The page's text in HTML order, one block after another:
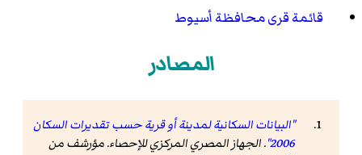
قائمة قرى محافظة أسيوط
المصادر
"البيانات السكانية لمدينة أو قرية حسب تقديرات السكان
2006" . الجهاز المصري المركزي للإحصاء. مؤرشف من